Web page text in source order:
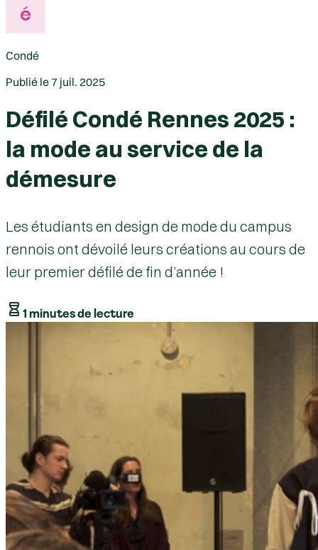
Condé
Publié le 7 juil. 2025
Défilé Condé Rennes 2025 :
la mode au service de la
démesure
Les étudiants en design de mode du campus
rennois ont dévoilé leurs créations au cours de
leur premier défilé de fin d’année !
1 minutes de lecture